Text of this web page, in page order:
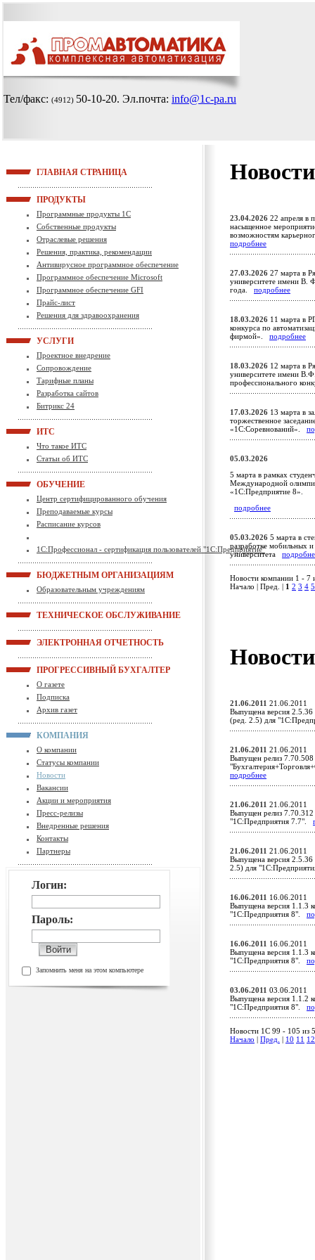
Тел/факс: (4912) 50-10-20. Эл.почта: info@1c-pa.ru
ГЛАВНАЯ СТРАНИЦА
ПРОДУКТЫ
Программные продукты 1С
Собственные продукты
Отраслевые решения
Решения, практика, рекомендации
Антивирусное программное обеспечение
Программное обеспечение Microsoft
Программное обеспечение GFI
Прайс-лист
Решения для здравоохранения
УСЛУГИ
Проектное внедрение
Сопровождение
Тарифные планы
Разработка сайтов
Битрикс 24
ИТС
Что такое ИТС
Статьи об ИТС
ОБУЧЕНИЕ
Центр сертифицированного обучения
Преподаваемые курсы
Расписание курсов
1С:Профессионал - сертификация пользователей "1С:Предприятие"
БЮДЖЕТНЫМ ОРГАНИЗАЦИЯМ
Образовательным учреждениям
ТЕХНИЧЕСКОЕ ОБСЛУЖИВАНИЕ
ЭЛЕКТРОННАЯ ОТЧЕТНОСТЬ
ПРОГРЕССИВНЫЙ БУХГАЛТЕР
О газете
Подписка
Архив газет
КОМПАНИЯ
О компании
Статусы компании
Новости
Вакансии
Акции и мероприятия
Пресс-релизы
Внедренные решения
Контакты
Партнеры
Логин:
Пароль:
Запомнить меня на этом компьютере
23.04.2026 22 апреля в
насыщенное
возможностям
подробнее
27.03.2026 27 марта в
университете имени В.
года. подробнее
18.03.2026 11 марта в
конкурса по
фирмой». подробнее
18.03.2026 12 марта в
университете имени
профессионального
17.03.2026 13 марта в
торжественное
«1С:Соревнований».
05.03.2026
5 марта в рамках
Международной
«1С:Предприятие 8».
подробнее
05.03.2026 5 марта в
разработке мобильных
университета
Новости компании 1 - 7
Начало | Пред. | 1 2 3 4 5
21.06.2011 21.06.2011
Выпущена версия 2.5.36
(ред. 2.5) для
21.06.2011 21.06.2011
Выпущен релиз
подробнее
21.06.2011 21.06.2011
Выпущен релиз 7.70.312
"1С:Предприятия 7.7".
21.06.2011 21.06.2011
Выпущена версия 2.5.36
2.5) для
16.06.2011 16.06.2011
Выпущена версия 1.1.3
"1С:Предприятия 8".
16.06.2011 16.06.2011
Выпущена версия 1.1.3
"1С:Предприятия 8".
03.06.2011 03.06.2011
Выпущена версия 1.1.2
"1С:Предприятия 8".
Новости 1C 99 - 105 из
Начало
Пред. 10 11 12